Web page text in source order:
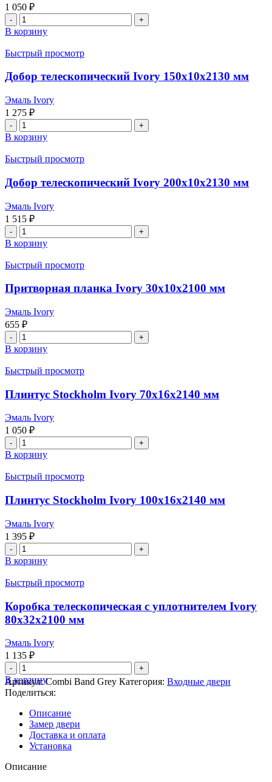
1 050 ₽
Количество
товара
Добор
телескопический
Ivory
100x10x2130
мм
В корзину
Быстрый просмотр
Добор телескопический Ivory 150x10x2130 мм
Эмаль Ivory
1 275 ₽
Количество
товара
Добор
телескопический
Ivory
150x10x2130
мм
В корзину
Быстрый просмотр
Добор телескопический Ivory 200x10x2130 мм
Эмаль Ivory
1 515 ₽
Количество
товара
Добор
телескопический
Ivory
200x10x2130
мм
В корзину
Быстрый просмотр
Притворная планка Ivory 30x10x2100 мм
Эмаль Ivory
655 ₽
Количество
товара
Притворная
планка
Ivory
30x10x2100
мм
В корзину
Быстрый просмотр
Плинтус Stockholm Ivory 70x16x2140 мм
Эмаль Ivory
1 050 ₽
Количество
товара
Stockholm
70x16x2140
мм
В корзину
Быстрый просмотр
Плинтус Stockholm Ivory 100x16x2140 мм
Эмаль Ivory
1 395 ₽
Количество
товара
Плинтус
Stockholm
Ivory
100x16x2140
мм
В корзину
Быстрый просмотр
Коробка телескопическая с уплотнителем Ivory
80x32x2100 мм
Эмаль Ivory
1 135 ₽
Количество
товара
Коробка
телескопическая
с
уплотнителем
Ivory
80x32x2100
мм
В корзину
Артикул:Combi Band Grey Категория: Входные двери
Поделиться:
Описание
Замер двери
Доставка и оплата
Установка
Описание